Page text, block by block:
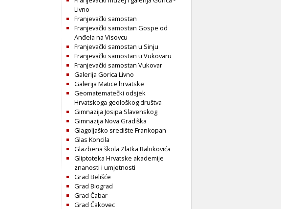
Livno
Franjevački samostan
Franjevački samostan Gospe od
Anđela na Visovcu
Franjevački samostan u Sinju
Franjevački samostan u Vukovaru
Franjevački samostan Vukovar
Galerija Gorica Livno
Galerija Matice hrvatske
Geomatematečki odsjek
Hrvatskoga geološkog društva
Gimnazija Josipa Slavenskog
Gimnazija Nova Gradiška
Glagoljaško središte Frankopan
Glas Koncila
Glazbena škola Zlatka Balokovića
Gliptoteka Hrvatske akademije
znanosti i umjetnosti
Grad Belišće
Grad Biograd
Grad Čabar
Grad Čakovec